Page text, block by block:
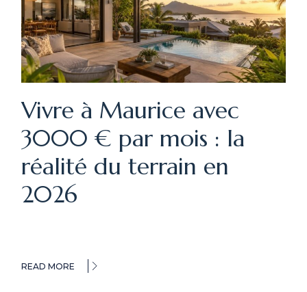
Vivre à Maurice avec
3000 € par mois : la
réalité du terrain en
2026
READ MORE